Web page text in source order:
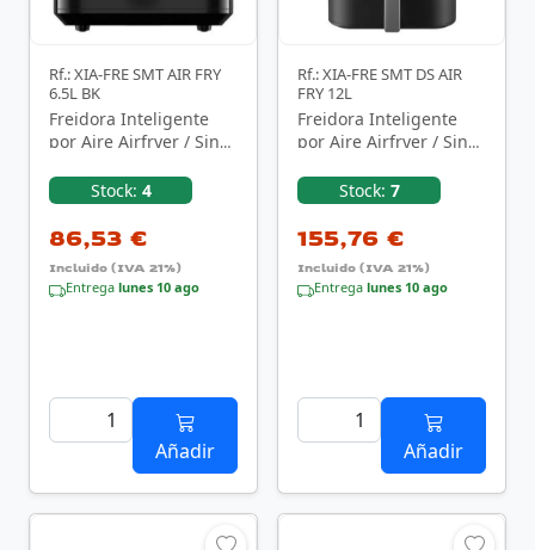
Rf.: XIA-FRE SMT AIR FRY
6.5L BK
Freidora Inteligente
por Aire Airfryer / Sin
Fryer 6.5L/ …
Stock: 4
86,53 €
Incluido (IVA 21%)
Entrega lunes 10 ago
Añadir
Rf.: XIA-FRE SMT DS AIR
FRY 12L
Freidora Inteligente
por Aire Airfryer / Sin
Double Stack …
Stock: 7
155,76 €
Incluido (IVA 21%)
Entrega lunes 10 ago
Añadir